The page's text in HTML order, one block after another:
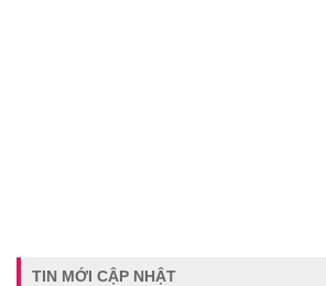
TIN MỚI CẬP NHẬT